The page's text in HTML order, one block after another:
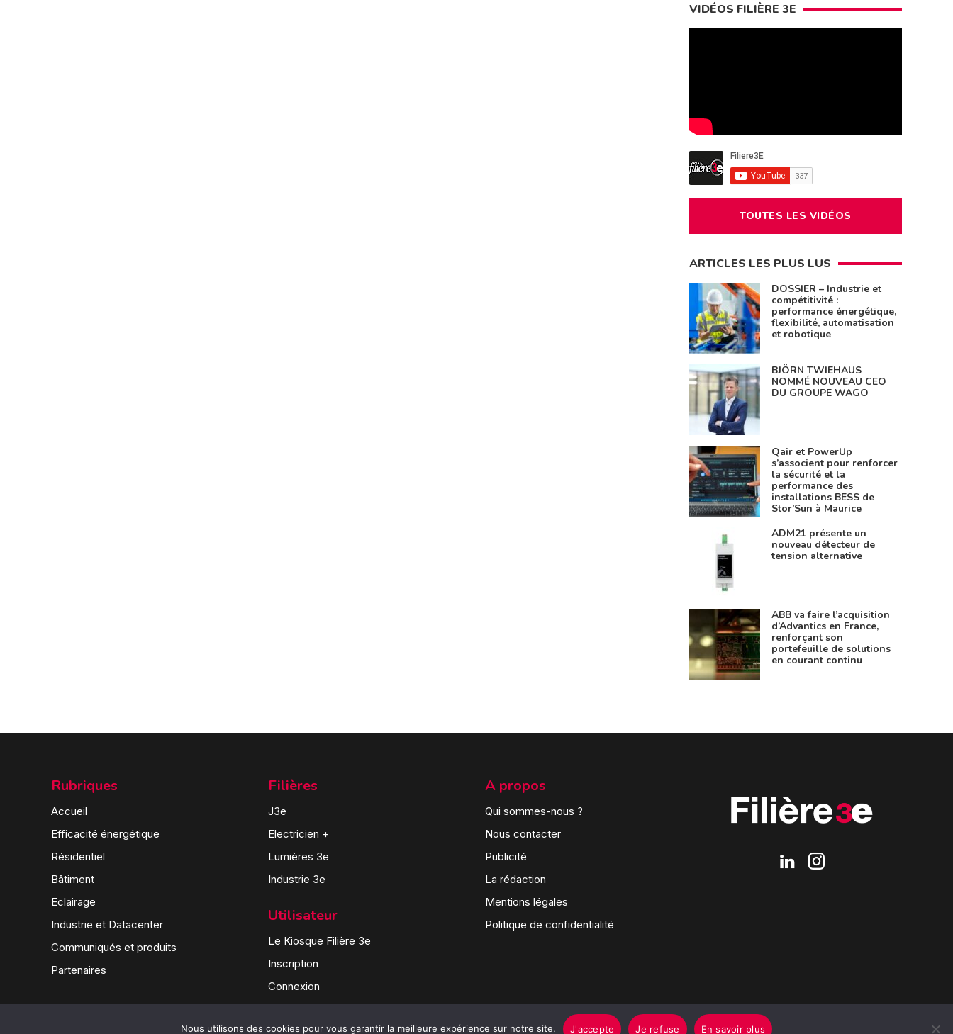
VIDÉOS FILIÈRE 3E
TOUTES LES VIDÉOS
ARTICLES LES PLUS LUS
DOSSIER – Industrie et
compétitivité :
performance énergétique,
flexibilité, automatisation
et robotique
BJÖRN TWIEHAUS
NOMMÉ NOUVEAU CEO
DU GROUPE WAGO
Qair et PowerUp
s’associent pour renforcer
la sécurité et la
performance des
installations BESS de
Stor’Sun à Maurice
ADM21 présente un
nouveau détecteur de
tension alternative
ABB va faire l’acquisition
d’Advantics en France,
renforçant son
portefeuille de solutions
en courant continu
Rubriques
Accueil
Efficacité énergétique
Résidentiel
Bâtiment
Eclairage
Industrie et Datacenter
Communiqués et produits
Partenaires
Filières
J3e
Electricien +
Lumières 3e
Industrie 3e
Utilisateur
Le Kiosque Filière 3e
Inscription
Connexion
A propos
Qui sommes-nous ?
Nous contacter
Publicité
La rédaction
Mentions légales
Politique de confidentialité
Nous utilisons des cookies pour vous garantir la meilleure expérience sur notre site. J'accepte Je refuse En savoir plus